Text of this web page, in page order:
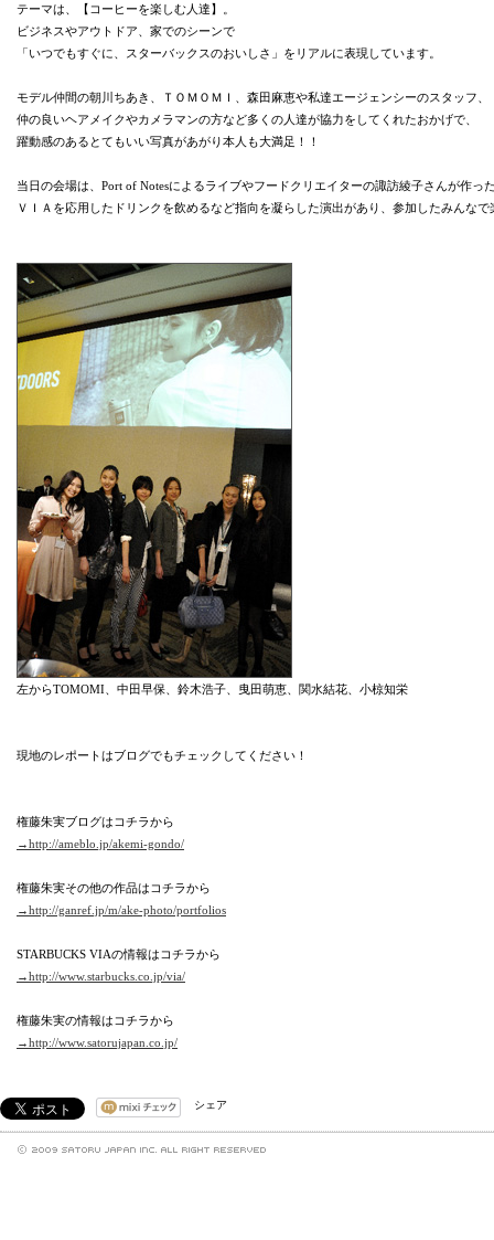
テーマは、【コーヒーを楽しむ人達】。
ビジネスやアウトドア、家でのシーンで
「いつでもすぐに、スターバックスのおいしさ」をリアルに表現しています。
モデル仲間の朝川ちあき、ＴＯＭＯＭＩ、森田麻恵や私達エージェンシーのスタッフ、
仲の良いヘアメイクやカメラマンの方など多くの人達が協力をしてくれたおかげで、
躍動感のあるとてもいい写真があがり本人も大満足！！
当日の会場は、Port of Notesによるライブやフードクリエイターの諏訪綾子さんが作っ
ＶＩＡを応用したドリンクを飲めるなど指向を凝らした演出があり、参加したみんなで
左からTOMOMI、中田早保、鈴木浩子、曳田萌恵、関水結花、小椋知栄
現地のレポートはブログでもチェックしてください！
権藤朱実ブログはコチラから
→http://ameblo.jp/akemi-gondo/
権藤朱実その他の作品はコチラから
→http://ganref.jp/m/ake-photo/portfolios
STARBUCKS VIAの情報はコチラから
→http://www.starbucks.co.jp/via/
権藤朱実の情報はコチラから
→http://www.satorujapan.co.jp/
シェア